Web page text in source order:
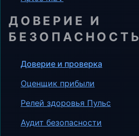
ДОВЕРИЕ И
БЕЗОПАСНОСТЬ
Доверие и проверка
Оценщик прибыли
Релей здоровья Пульс
Аудит безопасности